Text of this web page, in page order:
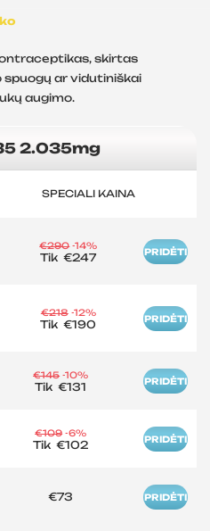
skirtas
ar vidutiniškai
augimo.
2.035mg
SPECIALI KAINA
€290 -14%
Tik€247 PRIDĖTI
€218 -12%
Tik€190 PRIDĖTI
€145 -10%
Tik€131 PRIDĖTI
€109 -6%
Tik€102 PRIDĖTI
€73 PRIDĖTI